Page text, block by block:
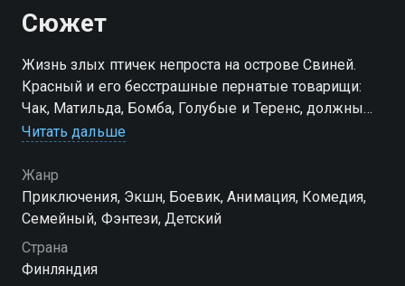
Сюжет
Жизнь злых птичек непроста на острове Свиней.
Красный и его бесстрашные пернатые товарищи:
Чак, Матильда, Бомба, Голубые и Теренс, должны
объединиться, чтобы защитить свои яйца…
Посмотреть онлайн сезон сериала Angry Birds.
Сердитые птички вы можете совершенно
бесплатно в хорошем HD качестве на Смотрёшке
Читать дальше
Жанр
Приключения, Экшн, Боевик, Анимация, Комедия,
Cемейный, Фэнтези, Детский
Страна
Финляндия